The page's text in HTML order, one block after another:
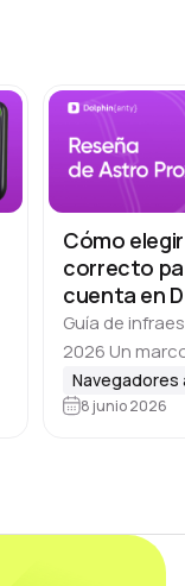
Cómo
correcto
cuenta en
Guía de
2026 Un
proxies
datacenter a
8 junio 2026